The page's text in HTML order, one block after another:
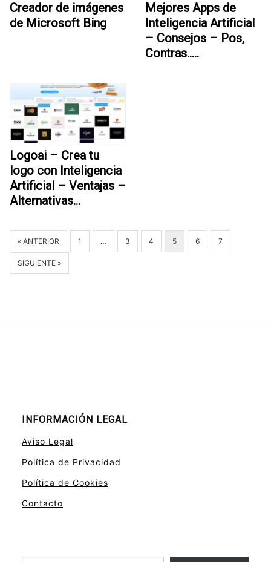
Creador de imágenes
de Microsoft Bing
Mejores Apps de
Inteligencia Artificial
– Consejos – Pos,
Contras…..
Logoai – Crea tu
logo con Inteligencia
Artificial – Ventajas –
Alternativas…
« ANTERIOR 1 … 3 4 5 6 7
SIGUIENTE »
INFORMACIÓN LEGAL
Aviso Legal
Política de Privacidad
Política de Cookies
Contacto
Escribe tu correo electrónico…